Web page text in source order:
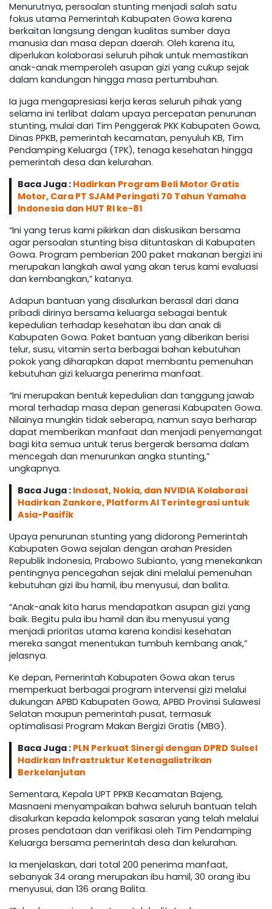
Menurutnya, persoalan stunting menjadi salah satu
fokus utama Pemerintah Kabupaten Gowa karena
berkaitan langsung dengan kualitas sumber daya
manusia dan masa depan daerah. Oleh karena itu,
diperlukan kolaborasi seluruh pihak untuk memastikan
anak-anak memperoleh asupan gizi yang cukup sejak
dalam kandungan hingga masa pertumbuhan.
Ia juga mengapresiasi kerja keras seluruh pihak yang
selama ini terlibat dalam upaya percepatan penurunan
stunting, mulai dari Tim Penggerak PKK Kabupaten Gowa,
Dinas PPKB, pemerintah kecamatan, penyuluh KB, Tim
Pendamping Keluarga (TPK), tenaga kesehatan hingga
pemerintah desa dan kelurahan.
Baca Juga : Hadirkan Program Beli Motor Gratis
Motor, Cara PT SJAM Peringati 70 Tahun Yamaha
Indonesia dan HUT RI ke-81
“Ini yang terus kami pikirkan dan diskusikan bersama
agar persoalan stunting bisa dituntaskan di Kabupaten
Gowa. Program pemberian 200 paket makanan bergizi ini
merupakan langkah awal yang akan terus kami evaluasi
dan kembangkan,” katanya.
Adapun bantuan yang disalurkan berasal dari dana
pribadi dirinya bersama keluarga sebagai bentuk
kepedulian terhadap kesehatan ibu dan anak di
Kabupaten Gowa. Paket bantuan yang diberikan berisi
telur, susu, vitamin serta berbagai bahan kebutuhan
pokok yang diharapkan dapat membantu pemenuhan
kebutuhan gizi keluarga penerima manfaat.
“Ini merupakan bentuk kepedulian dan tanggung jawab
moral terhadap masa depan generasi Kabupaten Gowa.
Nilainya mungkin tidak seberapa, namun saya berharap
dapat memberikan manfaat dan menjadi penyemangat
bagi kita semua untuk terus bergerak bersama dalam
mencegah dan menurunkan angka stunting,”
ungkapnya.
Baca Juga : Indosat, Nokia, dan NVIDIA Kolaborasi
Hadirkan Zankore, Platform AI Terintegrasi untuk
Asia-Pasifik
Upaya penurunan stunting yang didorong Pemerintah
Kabupaten Gowa sejalan dengan arahan Presiden
Republik Indonesia, Prabowo Subianto, yang menekankan
pentingnya pencegahan sejak dini melalui pemenuhan
kebutuhan gizi ibu hamil, ibu menyusui, dan balita.
“Anak-anak kita harus mendapatkan asupan gizi yang
baik. Begitu pula ibu hamil dan ibu menyusui yang
menjadi prioritas utama karena kondisi kesehatan
mereka sangat menentukan tumbuh kembang anak,”
jelasnya.
Ke depan, Pemerintah Kabupaten Gowa akan terus
memperkuat berbagai program intervensi gizi melalui
dukungan APBD Kabupaten Gowa, APBD Provinsi Sulawesi
Selatan maupun pemerintah pusat, termasuk
optimalisasi Program Makan Bergizi Gratis (MBG).
Baca Juga : PLN Perkuat Sinergi dengan DPRD Sulsel
Hadirkan Infrastruktur Ketenagalistrikan
Berkelanjutan
Sementara, Kepala UPT PPKB Kecamatan Bajeng,
Masnaeni menyampaikan bahwa seluruh bantuan telah
disalurkan kepada kelompok sasaran yang telah melalui
proses pendataan dan verifikasi oleh Tim Pendamping
Keluarga bersama pemerintah desa dan kelurahan.
Ia menjelaskan, dari total 200 penerima manfaat,
sebanyak 34 orang merupakan ibu hamil, 30 orang ibu
menyusui, dan 136 orang Balita.